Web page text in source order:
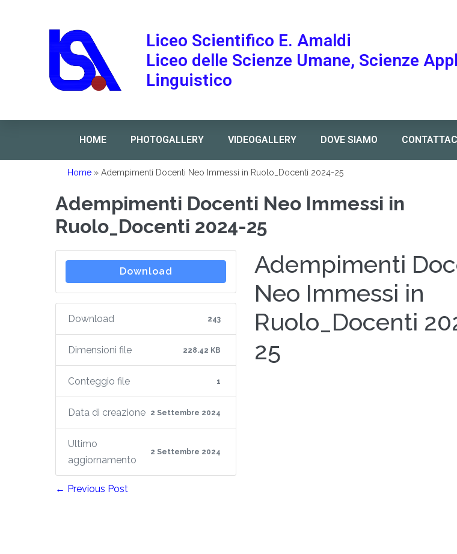
Liceo Scientifico E. Amaldi
Liceo delle Scienze Umane, Scienze
Linguistico
HOME PHOTOGALLERY VIDEOGALLERY DOVE SIAMO
Home » Adempimenti Docenti Neo Immessi in Ruolo_Docenti 2024-25
Adempimenti Docenti Neo Immessi in
Ruolo_Docenti 2024-25
Download
Download 243
Dimensioni file 228.42 KB
Conteggio file 1
Data di creazione 2 Settembre 2024
Ultimo
aggiornamento
2 Settembre 2024
Adempimenti
Neo Immessi in
Ruolo_Docenti
25
← Previous Post